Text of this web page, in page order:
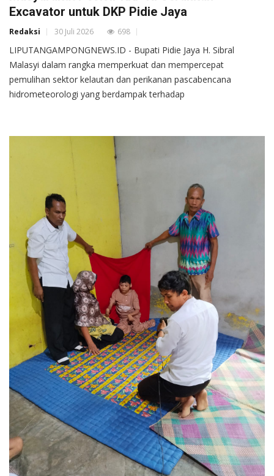
Excavator untuk DKP Pidie Jaya
Redaksi 30 Juli 2026 698
LIPUTANGAMPONGNEWS.ID - Bupati Pidie Jaya H. Sibral
Malasyi dalam rangka memperkuat dan mempercepat
pemulihan sektor kelautan dan perikanan pascabencana
hidrometeorologi yang berdampak terhadap